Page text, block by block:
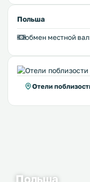
Польша
обмен местной
Отели
Польша